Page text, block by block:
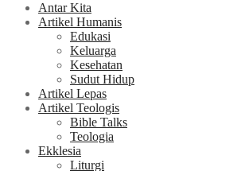
Antar Kita
Artikel Humanis
Edukasi
Keluarga
Kesehatan
Sudut Hidup
Artikel Lepas
Artikel Teologis
Bible Talks
Teologia
Ekklesia
Liturgi